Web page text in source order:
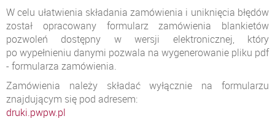
W celu ułatwienia składania zamówienia i uniknięcia błędów
został opracowany formularz zamówienia blankietów
pozwoleń dostępny w wersji elektronicznej, który
po wypełnieniu danymi pozwala na wygenerowanie pliku pdf
- formularza zamówienia.
Zamówienia należy składać wyłącznie na formularzu
znajdującym się pod adresem:
druki.pwpw.pl